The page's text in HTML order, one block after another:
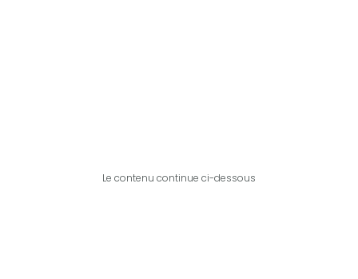
Le contenu continue ci-dessous